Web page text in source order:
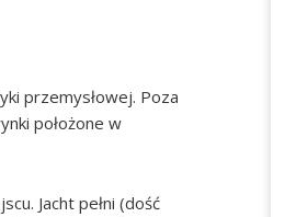
przemysłowej. Poza
położone w
Jacht pełni (dość